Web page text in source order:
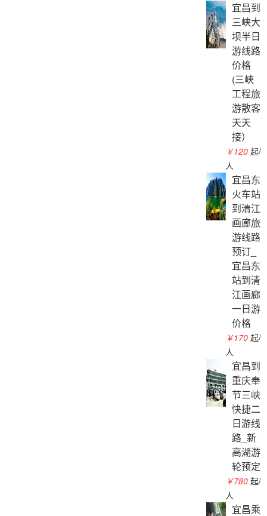
宜昌到
三峡大
坝半日
游线路
价格
(三峡
工程旅
游散客
天天
接）
￥120 起/
人
宜昌东
火车站
到清江
画廊旅
游线路
预订_
宜昌东
站到清
江画廊
一日游
价格
￥170 起/
人
宜昌到
重庆奉
节三峡
快捷二
日游线
路_新
高湖游
轮预定
￥780 起/
人
宜昌乘